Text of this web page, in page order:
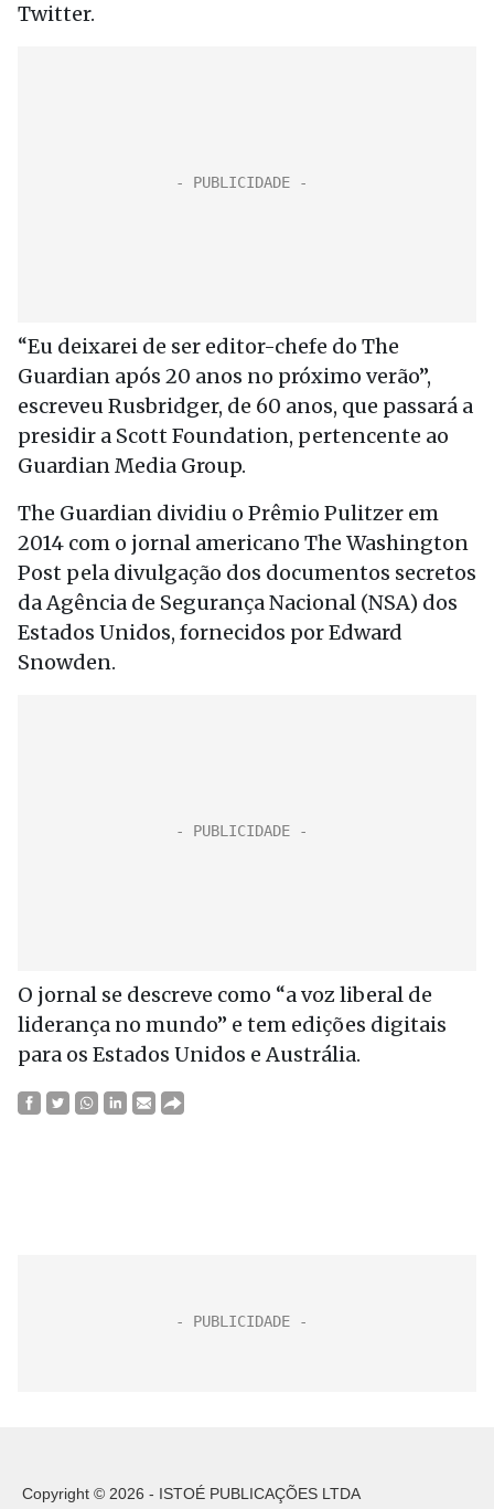
Twitter.
“Eu deixarei de ser editor-chefe do The
Guardian após 20 anos no próximo verão”,
escreveu Rusbridger, de 60 anos, que passará a
presidir a Scott Foundation, pertencente ao
Guardian Media Group.
The Guardian dividiu o Prêmio Pulitzer em
2014 com o jornal americano The Washington
Post pela divulgação dos documentos secretos
da Agência de Segurança Nacional (NSA) dos
Estados Unidos, fornecidos por Edward
Snowden.
O jornal se descreve como “a voz liberal de
liderança no mundo” e tem edições digitais
para os Estados Unidos e Austrália.
Copyright © 2026 - ISTOÉ PUBLICAÇÕES LTDA